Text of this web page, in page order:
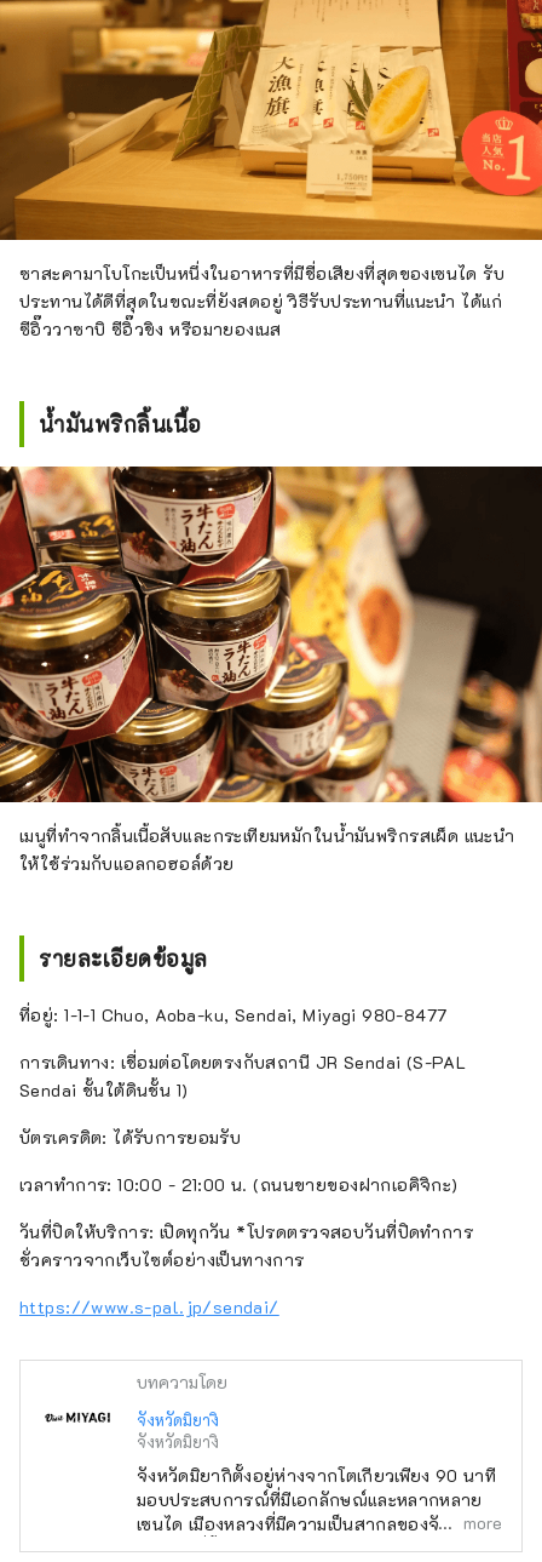
ซาสะคามาโบโกะเป็นหนึ่งในอาหารที่มีชื่อเสียงที่สุดของเซนได รับ
ประทานได้ดีที่สุดในขณะที่ยังสดอยู่ วิธีรับประทานที่แนะนำ ได้แก่
ซีอิ๊ววาซาบิ ซีอิ๊วขิง หรือมายองเนส
น้ำมันพริกลิ้นเนื้อ
เมนูที่ทำจากลิ้นเนื้อสับและกระเทียมหมักในน้ำมันพริกรสเผ็ด แนะนำ
ให้ใช้ร่วมกับแอลกอฮอล์ด้วย
รายละเอียดข้อมูล
ที่อยู่: 1-1-1 Chuo, Aoba-ku, Sendai, Miyagi 980-8477
การเดินทาง: เชื่อมต่อโดยตรงกับสถานี JR Sendai (S-PAL
Sendai ชั้นใต้ดินชั้น 1)
บัตรเครดิต: ได้รับการยอมรับ
เวลาทำการ: 10:00 - 21:00 น. (ถนนขายของฝากเอคิจิกะ)
วันที่ปิดให้บริการ: เปิดทุกวัน *โปรดตรวจสอบวันที่ปิดทำการ
ชั่วคราวจากเว็บไซต์อย่างเป็นทางการ
https://www.s-pal.jp/sendai/
บทความโดย
จังหวัดมิยางิ
จังหวัดมิยางิ
จังหวัดมิยากิตั้งอยู่ห่างจากโตเกียวเพียง 90 นาที
มอบประสบการณ์ที่มีเอกลักษณ์และหลากหลาย
เซนได เมืองหลวงที่มีความเป็นสากลของจังหวัดมิ
ยากิเป็นที่ตั้งของพืชพรรณอันเขียวชอุ่มและตรอก
more